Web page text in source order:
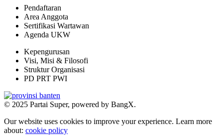
Pendaftaran
Area Anggota
Sertifikasi Wartawan
Agenda UKW
Kepengurusan
Visi, Misi & Filosofi
Struktur Organisasi
PD PRT PWI
© 2025 Partai Super, powered by BangX.
Our website uses cookies to improve your experience. Learn more
about: cookie policy